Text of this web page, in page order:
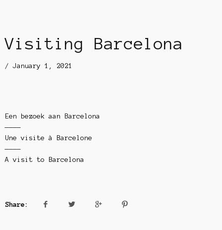
Visiting Barcelona
/ January 1, 2021
Een bezoek aan Barcelona
————
Une visite à Barcelone
————
A visit to Barcelona
Share: